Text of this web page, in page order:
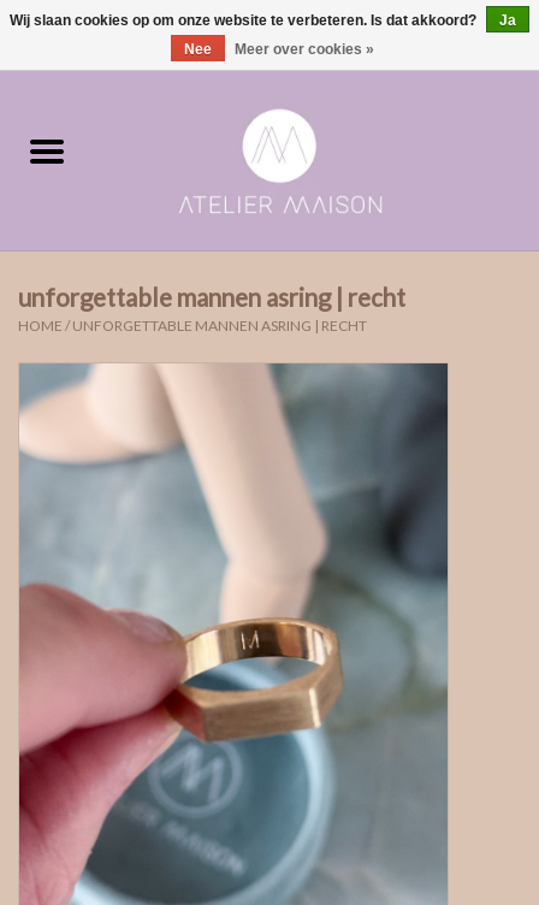
0 Artikelen - €0,00
Moments | verloving & geboorte
ONE of ONE
The Wedding collectie
Soulmates
gepersonaliseerde juwelen
Nose & Paw collectie
Oorbellen
unforgettable mannen asring | recht
HOME /UNFORGETTABLE MANNEN ASRING | RECHT
Wij slaan cookies op om onze website te verbeteren. Is dat akkoord?
Ja
Nee
Meer over cookies »